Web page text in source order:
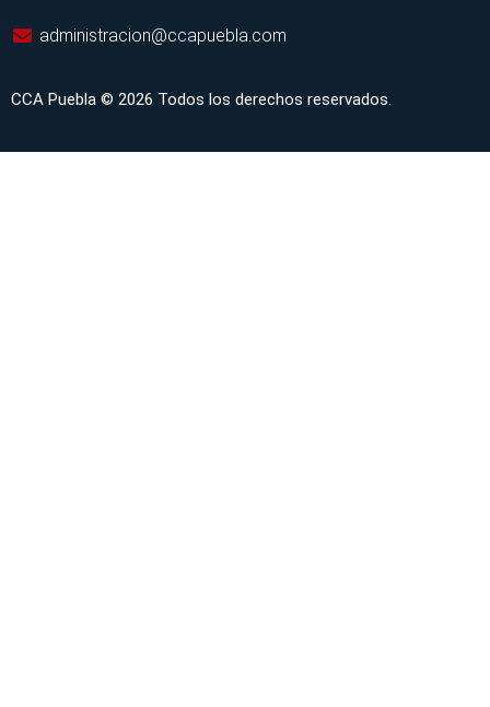
administracion@ccapuebla.com
CCA Puebla © 2026 Todos los derechos reservados.